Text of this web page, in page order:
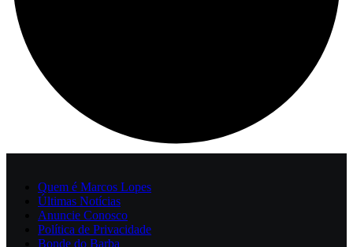
Quem é Marcos Lopes
Últimas Notícias
Anuncie Conosco
Política de Privacidade
Bonde do Barba